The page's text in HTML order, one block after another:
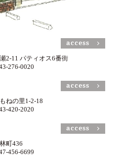
2-11 パティオス6番街
276-0020
access
ねの里1-2-18
420-2020
access
町436
456-6699
access